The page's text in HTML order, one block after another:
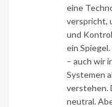
eine
verspricht,
und
ein
– auch wir
Systemen
verstehen.
neutral.